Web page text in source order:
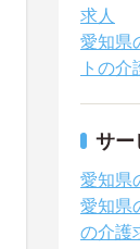
求人
愛知県
トの介
サー
愛知県
愛知県
の介護